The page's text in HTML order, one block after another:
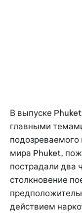
В выпуске
главными
подозреваемого
мира Phuket,
пострадали два
столкновение
действием